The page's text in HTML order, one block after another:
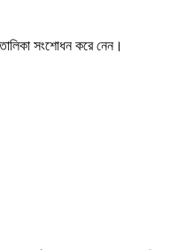
সংশোধন করে নেন।